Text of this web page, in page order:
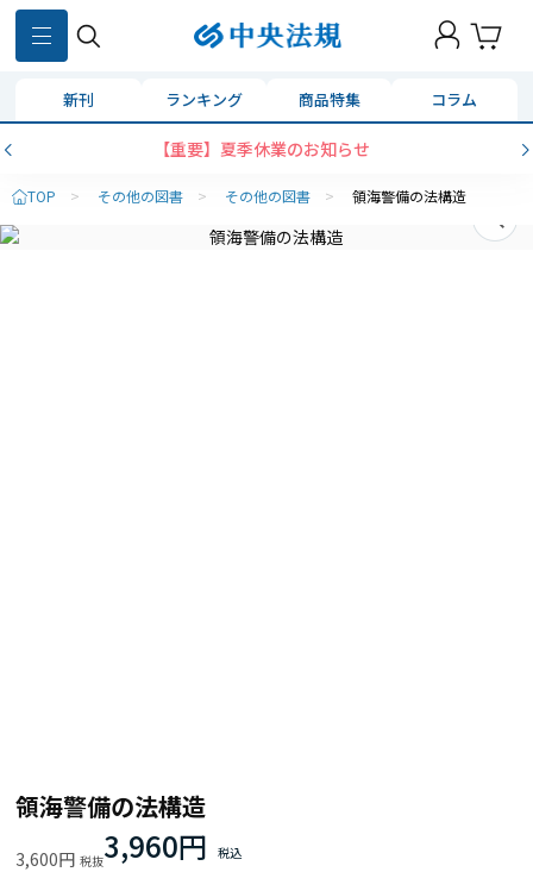
新刊 ランキング 商品特集 コラム
【重要】夏季休業のお知らせ
TOP > その他の図書 > その他の図書 > 領海警備の法構造
領海警備の法構造
3,600円 3,960円